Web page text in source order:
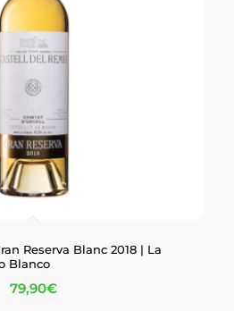
Reserva Blanc 2018 | La
Blanco
79,90€